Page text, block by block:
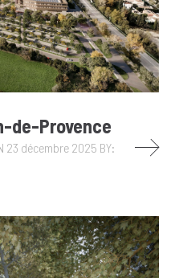
de-Provence
23 décembre 2025 BY: